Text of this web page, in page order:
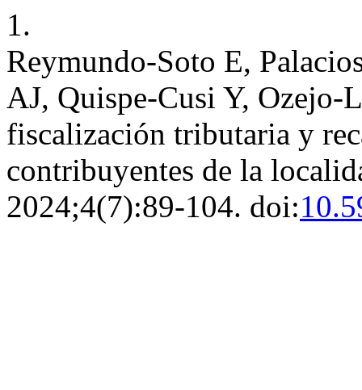
1.
Reymundo-Soto E,
AJ, Quispe-Cusi Y, Ozejo-
fiscalización tributaria y
contribuyentes de la
2024;4(7):89-104. doi: